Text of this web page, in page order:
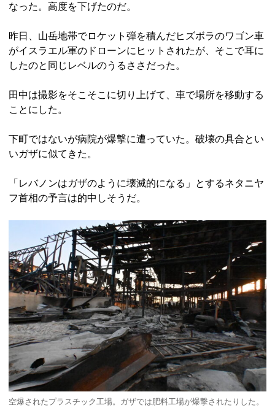
なった。高度を下げたのだ。
昨日、山岳地帯でロケット弾を積んだヒズボラのワゴン車
がイスラエル軍のドローンにヒットされたが、そこで耳に
したのと同じレベルのうるささだった。
田中は撮影をそこそこに切り上げて、車で場所を移動する
ことにした。
下町ではないが病院が爆撃に遭っていた。破壊の具合とい
いガザに似てきた。
「レバノンはガザのように壊滅的になる」とするネタニヤ
フ首相の予言は的中しそうだ。
空爆されたプラスチック工場。ガザでは肥料工場が爆撃されたりした。